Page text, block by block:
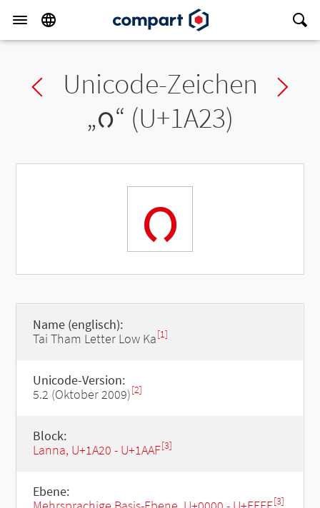
Previous char
Unicode-Zeichen
„ᨣ“ (U+1A23)
ᨣ
Name (englisch):
Tai Tham Letter Low Ka[1]
Unicode-Version:
5.2 (Oktober 2009)[2]
Block:
Lanna, U+1A20 - U+1AAF[3]
Ebene:
[3]